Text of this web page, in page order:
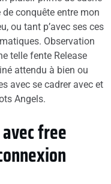
conquête entre mon
ou tant p’avec ses ces
Observation
telle fente Release
attendu à bien ou
avec se cadrer avec et
Angels.
free